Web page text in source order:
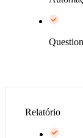
Relatório